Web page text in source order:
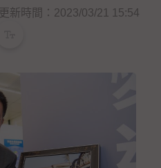
更新時間：2023/03/21 15:54